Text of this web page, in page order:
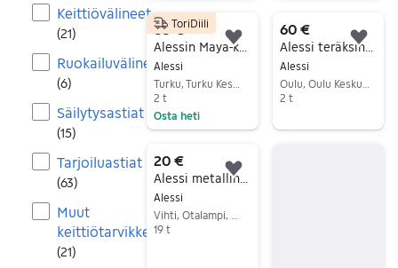
Keittiövälineet
(21)
Ruokailuvälineet
(6)
Säilytysastiat
(15)
Tarjoiluastiat
(63)
Muut
keittiötarvikkeet
(21)
85 €
Alessi
2 t
Osta heti
ToriDiili
Lisää suosikiksi.
60 €
Alessi teräksinen viinicooleri / samppanjacooleri
Alessi
2 t
20 €
Alessi
19 t